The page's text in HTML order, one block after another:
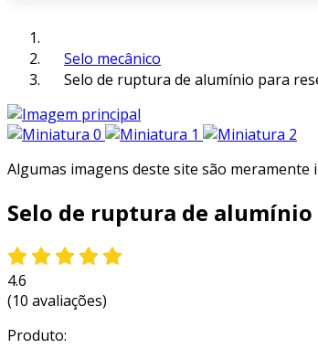
Selo mecânico
Selo de ruptura de alumínio para
Algumas imagens deste site são
Selo de ruptura de
4.6
(10 avaliações)
Produto: